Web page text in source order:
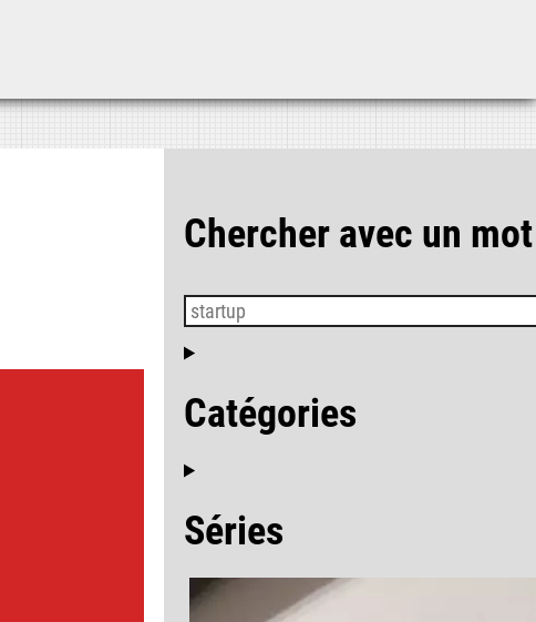
Aller à la recherche
Chercher avec un mot
Catégories
Séries